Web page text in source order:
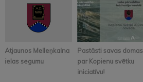
Atjaunos Melleņkalna
ielas segumu
Pastāsti savas domas
par Kopienu svētku
iniciatīvu!